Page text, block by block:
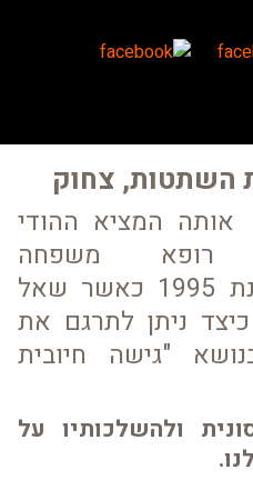
השתטות, צחוק
המציא ההודי
רופא משפחה
במקצועו, פותחה בשנת 1995 כאשר שאל
ניתן לתרגם את
"גישה חיובית
ולהשלכותיו על